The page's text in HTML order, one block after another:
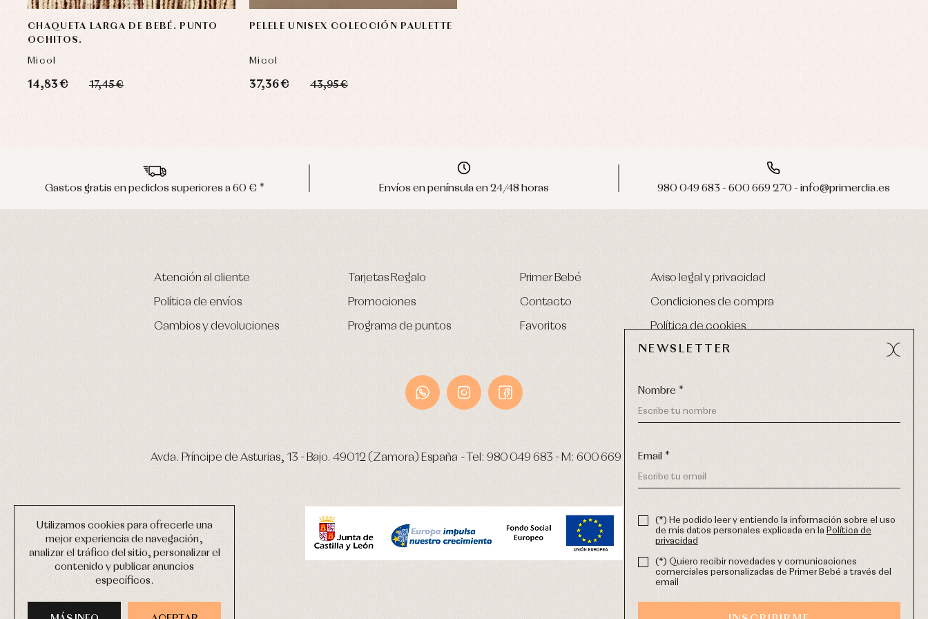
Utilizamos cookies para ofrecerle una
mejor experiencia de navegación,
analizar el tráfico del sitio, personalizar el
contenido y publicar anuncios
específicos.
CHAQUETA LARGA DE BEBÉ. PUNTO
OCHITOS.
Micol
14,83 € 17,45 €
PELELE UNISEX COLECCIÓN PAULETTE
Micol
37,36 € 43,95 €
Gastos gratis en pedidos superiores a 60 € * Envíos en península en 24/48 horas 980 049 683 - 600 669 270 - info@primerdia.es
Atención al cliente
Política de envíos
Cambios y devoluciones
Tarjetas Regalo
Promociones
Programa de puntos
Primer Bebé
Contacto
Favoritos
Aviso legal y privacidad
Condiciones de compra
Política de cookies
Avda. Príncipe de Asturias, 13 - Bajo. 49012 (Zamora) España -Tel: 980 049 683 - M: 600 669 270-email:
NEWSLETTER
Nombre *
Email *
(*) He podido leer y entiendo la información sobre el uso
de mis datos personales explicada en la Política de
privacidad
(*) Quiero recibir novedades y comunicaciones
comerciales personalizadas de Primer Bebé a través del
email